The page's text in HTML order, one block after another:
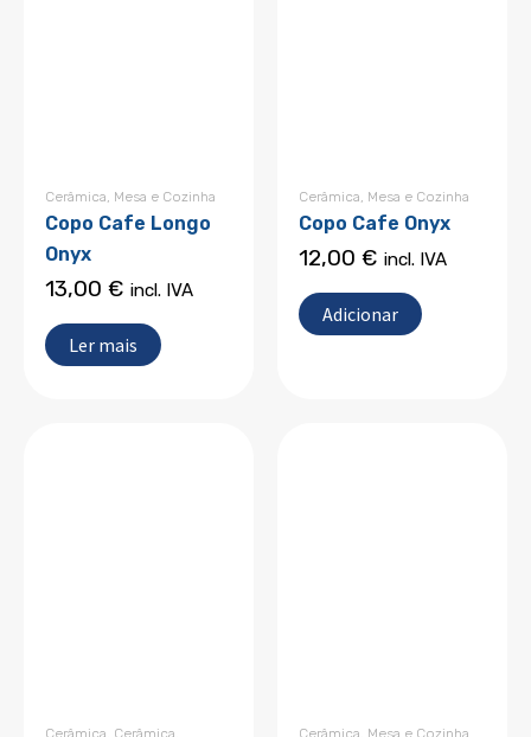
Cerâmica, Mesa e Cozinha
Copo Cafe Longo
Onyx
13,00 € incl. IVA
Ler mais
Cerâmica, Mesa e Cozinha
Copo Cafe Onyx
12,00 € incl. IVA
Adicionar
Cerâmica, Cerâmica,
Cerâmica, Mesa e Cozinha